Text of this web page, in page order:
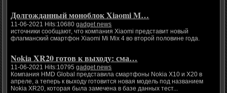
Долгожданный моноблок Xiaomi M…
11-06-2021 Hits:10680gadget news
источники сообщают, что компания Xiaomi представит новый
флагманский смартфон Xiaomi Mi Mix 4 во второй половине года.
Nokia XR20 готов к выходу: сма…
11-06-2021 Hits:10795gadget news
Компания HMD Global представила смартфоны Nokia X10 и X20 в
апреле, а теперь к выходу готовится новая модель под названием
Nokia XR20, которая была замечена в базе данных тест...